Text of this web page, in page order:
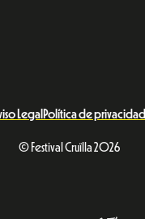
Legal Política de privacidad
© Festival Cruïlla 2026